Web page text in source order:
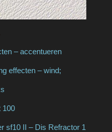
– accentueren
effecten – wind;
100
sf10 II – Dis Refractor 1